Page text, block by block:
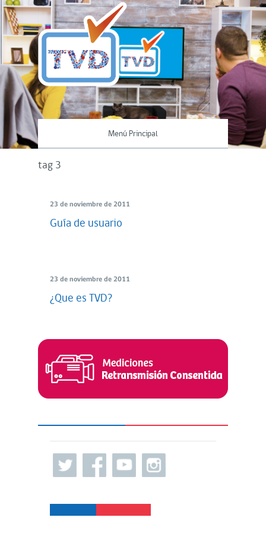
Menú Principal
tag 3
23 de noviembre de 2011
Guía de usuario
23 de noviembre de 2011
¿Que es TVD?